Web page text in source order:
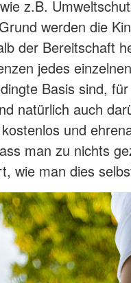
z.B.
werden die
der Bereitschaft
jedes
Basis sind,
natürlich auch
und
man zu nichts
wie man dies